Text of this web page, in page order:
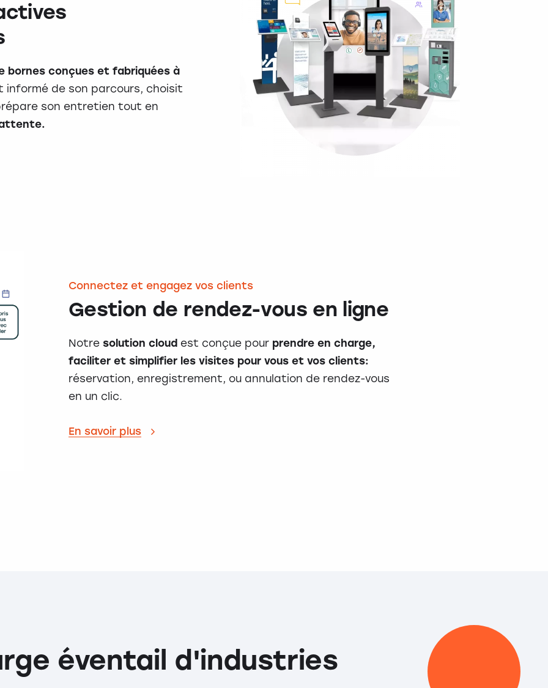
bornes conçues et fabriquées à
de son parcours, choisit
son entretien tout en
Connectez et engagez vos clients
Gestion de rendez-vous en ligne
Notre solution cloud est conçue pour prendre en charge,
faciliter et simplifier les visites pour vous et vos clients:
réservation, enregistrement, ou annulation de rendez-vous
en un clic.
En savoir plus
éventail d'industries